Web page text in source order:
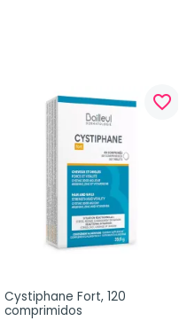
favorite_border
Cystiphane Fort, 120
comprimidos